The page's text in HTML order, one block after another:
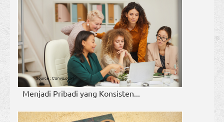
Menjadi Pribadi yang Konsisten...